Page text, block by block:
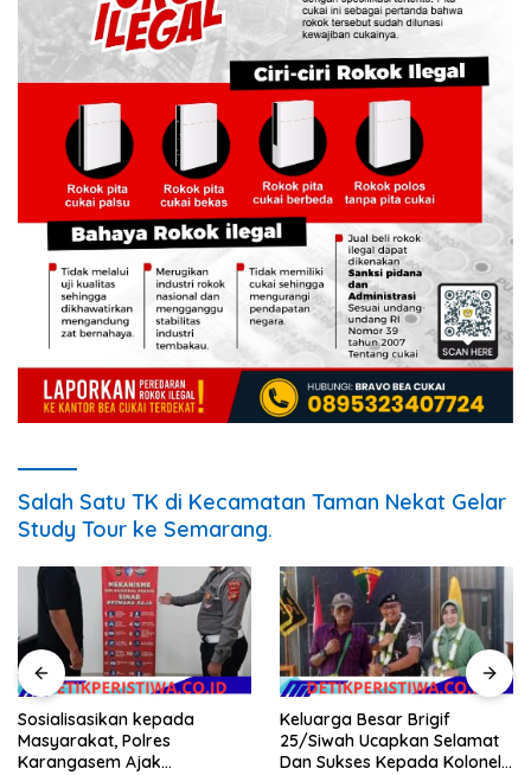
Salah Satu TK di Kecamatan Taman Nekat Gelar
Study Tour ke Semarang.
Sosialisasikan kepada
Masyarakat, Polres
Karangasem Ajak
Keluarga Besar Brigif
25/Siwah Ucapkan Selamat
Dan Sukses Kepada Kolonel